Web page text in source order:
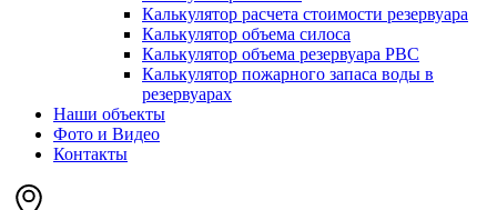
Калькулятор расчета стоимости резервуара
Калькулятор объема силоса
Калькулятор объема резервуара РВС
Калькулятор пожарного запаса воды в
резервуарах
Наши объекты
Фото и Видео
Контакты